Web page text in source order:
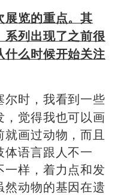
展览的重点。其
系列出现了之前很
什么时候开始关注
尔时，我看到一些
，觉得我也可以画
画过动物，而且
语言跟人不一
样，着力点和发
然动物的基因在遗